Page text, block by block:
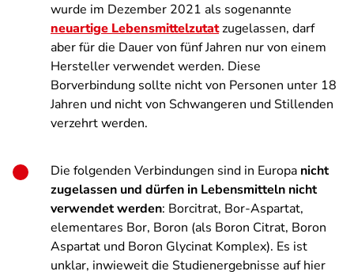
wurde im Dezember 2021 als sogenannte
neuartige Lebensmittelzutatzugelassen, darf
aber für die Dauer von fünf Jahren nur von einem
Hersteller verwendet werden. Diese
Borverbindung sollte nicht von Personen unter 18
Jahren und nicht von Schwangeren und Stillenden
verzehrt werden.
Die folgenden Verbindungen sind in Europa nicht
zugelassen und dürfen in Lebensmitteln nicht
verwendet werden: Borcitrat, Bor-Aspartat,
elementares Bor, Boron (als Boron Citrat, Boron
Aspartat und Boron Glycinat Komplex). Es ist
unklar, inwieweit die Studienergebnisse auf hier